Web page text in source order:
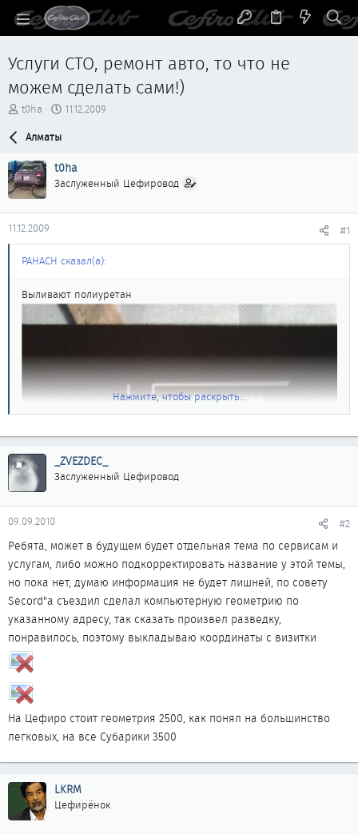
Услуги СТО, ремонт авто, то что не
можем сделать сами!)
А
р
т
е
м
ы
t0ha
Д
н
а
а
11.12.2009
Алматы
t0ha
Заслуженный Цефировод
11.12.2009 #1
PAHACH сказал(а):
Выливают полиуретан
ул Коперника, 84, (уг ул Райымбека)
7 702 196 98 99
Нажмите, чтобы раскрыть...
_ZVEZDEC_
Заслуженный Цефировод
09.09.2010 #2
Ребята, может в будущем будет отдельная тема по сервисам и
услугам, либо можно подкорректировать название у этой темы,
но пока нет, думаю информация не будет лишней, по совету
Secord"а съездил сделал компьютерную геометрию по
указанному адресу, так сказать произвел разведку,
понравилось, поэтому выкладываю координаты с визитки
На Цефиро стоит геометрия 2500, как понял на большинство
легковых, на все Субарики 3500
LKRM
Цефирёнок